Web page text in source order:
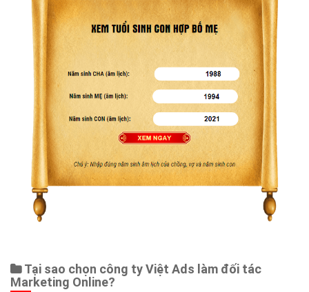
Tại sao chọn công ty Việt Ads làm đối tác
Marketing Online?